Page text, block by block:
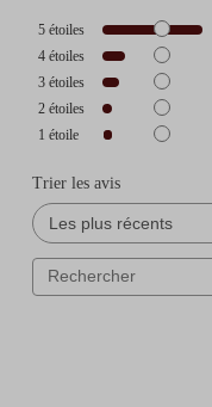
5étoiles
4étoiles
3étoiles
2étoiles
1étoile
Trier les avis